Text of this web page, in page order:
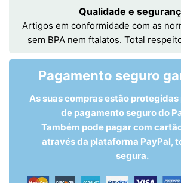
Qualidade e
Artigos em conformidade com as
sem BPA nem ftalatos. Total
Pagamento seguro
As suas compras estão
de pagamento seguro do
Também pode pagar com
através da plataforma PayPal,
segura.